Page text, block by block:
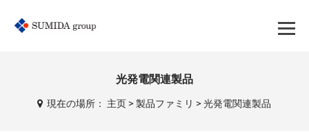
光発電関連製品
現在の場所： 主页 >製品ファミリ >光発電関連製品